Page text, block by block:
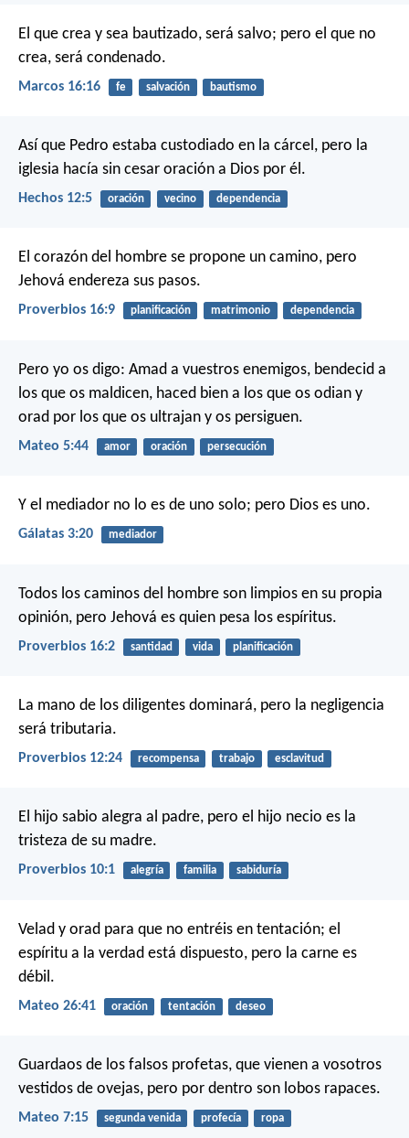
El que crea y sea bautizado, será salvo; pero el que no
crea, será condenado.
Marcos 16:16 fe salvación bautismo
Así que Pedro estaba custodiado en la cárcel, pero la
iglesia hacía sin cesar oración a Dios por él.
Hechos 12:5 oración vecino dependencia
El corazón del hombre se propone un camino, pero
Jehová endereza sus pasos.
Proverbios 16:9 planificación matrimonio dependencia
Pero yo os digo: Amad a vuestros enemigos, bendecid a
los que os maldicen, haced bien a los que os odian y
orad por los que os ultrajan y os persiguen.
Mateo 5:44 amor oración persecución
Y el mediador no lo es de uno solo; pero Dios es uno.
Gálatas 3:20 mediador
Todos los caminos del hombre son limpios en su propia
opinión, pero Jehová es quien pesa los espíritus.
Proverbios 16:2 santidad vida planificación
La mano de los diligentes dominará, pero la negligencia
será tributaria.
Proverbios 12:24 recompensa trabajo esclavitud
El hijo sabio alegra al padre, pero el hijo necio es la
tristeza de su madre.
Proverbios 10:1 alegría familia sabiduría
Velad y orad para que no entréis en tentación; el
espíritu a la verdad está dispuesto, pero la carne es
débil.
Mateo 26:41 oración tentación deseo
Guardaos de los falsos profetas, que vienen a vosotros
vestidos de ovejas, pero por dentro son lobos rapaces.
Mateo 7:15 segunda venida profecía ropa